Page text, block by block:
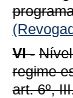
VI -
regime
art. 6º,